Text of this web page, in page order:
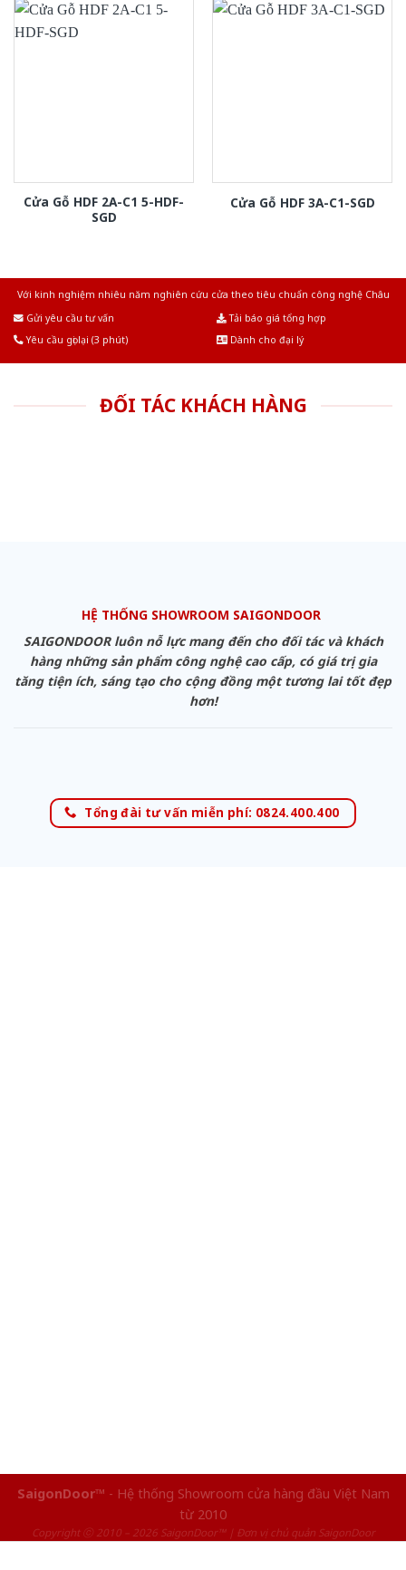
Cửa Gỗ HDF 2A-C1 5-HDF-
SGD
Cửa Gỗ HDF 3A-C1-SGD
Với kinh nghiệm nhiêu năm nghiên cứu cửa theo tiêu chuẩn công nghệ Châu
Gửi yêu cầu tư vấn
Tải báo giá tổng hợp
Yêu cầu gọi lại (3 phút)
Dành cho đại lý
ĐỐI TÁC KHÁCH HÀNG
HỆ THỐNG SHOWROOM SAIGONDOOR
SAIGONDOOR luôn nỗ lực mang đến cho đối tác và khách
hàng những sản phẩm công nghệ cao cấp, có giá trị gia
tăng tiện ích, sáng tạo cho cộng đồng một tương lai tốt đẹp
hơn!
Tổng đài tư vấn miễn phí: 0824.400.400
SaigonDoor™ - Hệ thống Showroom cửa hàng đầu Việt Nam
từ 2010
Copyright ⓒ 2010 – 2026 SaigonDoor™ | Đơn vị chủ quản SaigonDoor